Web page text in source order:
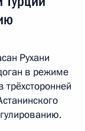
Рухани
в режиме